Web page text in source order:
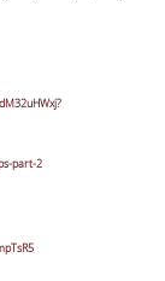
part-2